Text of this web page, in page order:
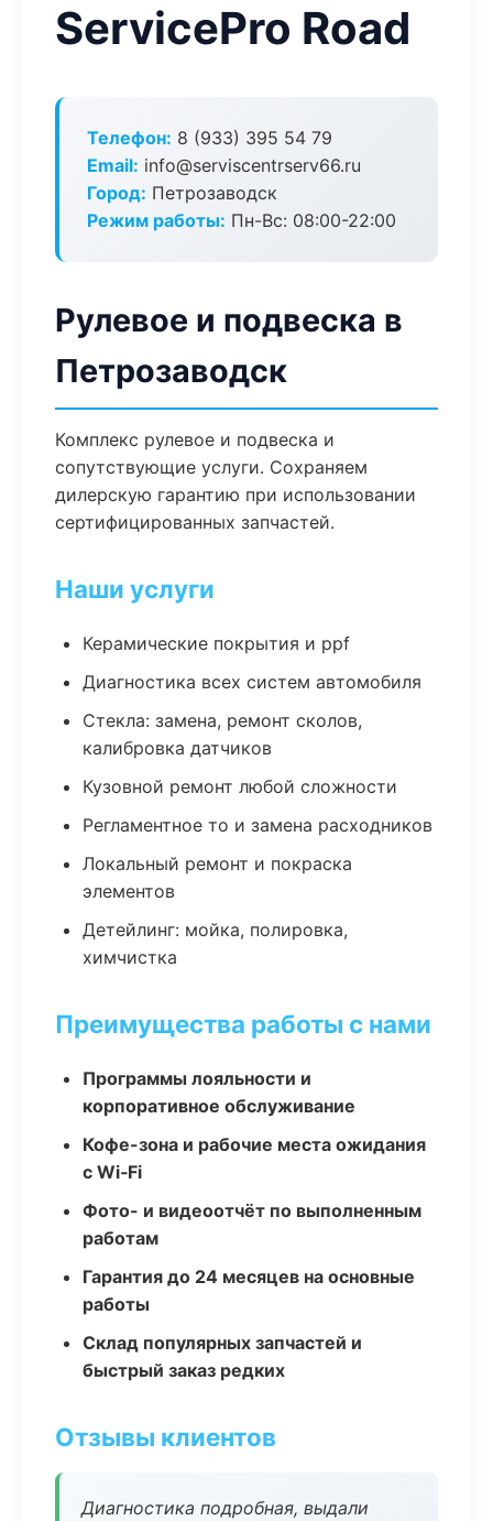
ServicePro Road
Телефон: 8 (933) 395 54 79
Email: info@serviscentrserv66.ru
Город: Петрозаводск
Режим работы: Пн-Вс: 08:00-22:00
Рулевое и подвеска в
Петрозаводск
Комплекс рулевое и подвеска и
сопутствующие услуги. Сохраняем
дилерскую гарантию при использовании
сертифицированных запчастей.
Наши услуги
Керамические покрытия и ppf
Диагностика всех систем автомобиля
Стекла: замена, ремонт сколов,
калибровка датчиков
Кузовной ремонт любой сложности
Регламентное то и замена расходников
Локальный ремонт и покраска
элементов
Детейлинг: мойка, полировка,
химчистка
Преимущества работы с нами
Программы лояльности и
корпоративное обслуживание
Кофе-зона и рабочие места ожидания
с Wi‑Fi
Фото- и видеоотчёт по выполненным
работам
Гарантия до 24 месяцев на основные
работы
Склад популярных запчастей и
быстрый заказ редких
Отзывы клиентов
Диагностика подробная, выдали